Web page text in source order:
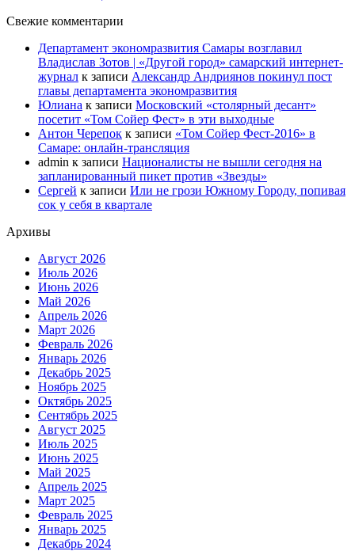
Свежие комментарии
Департамент экономразвития Самары возглавил
Владислав Зотов | «Другой город» самарский интернет-
журнал к записи Александр Андриянов покинул пост
главы департамента экономразвития
Юлиана к записи Московский «столярный десант»
посетит «Том Сойер Фест» в эти выходные
Антон Черепок к записи «Том Сойер Фест-2016» в
Самаре: онлайн-трансляция
admin к записи Националисты не вышли сегодня на
запланированный пикет против «Звезды»
Сергей к записи Или не грози Южному Городу, попивая
сок у себя в квартале
Архивы
Август 2026
Июль 2026
Июнь 2026
Май 2026
Апрель 2026
Март 2026
Февраль 2026
Январь 2026
Декабрь 2025
Ноябрь 2025
Октябрь 2025
Сентябрь 2025
Август 2025
Июль 2025
Июнь 2025
Май 2025
Апрель 2025
Март 2025
Февраль 2025
Январь 2025
Декабрь 2024